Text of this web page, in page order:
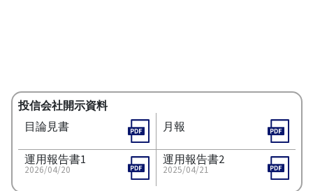
投信会社開示資料
目論見書
月報
運用報告書1
2026/04/20
運用報告書2
2025/04/21